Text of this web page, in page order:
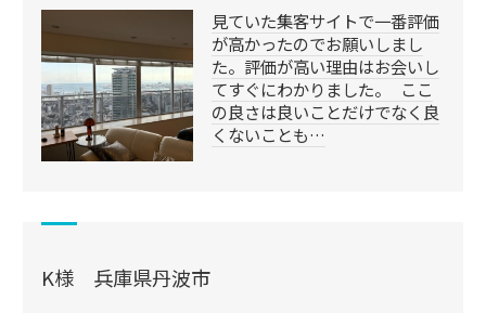
見ていた集客サイトで一番評価
が高かったのでお願いしまし
た。評価が高い理由はお会いし
てすぐにわかりました。 ここ
の良さは良いことだけでなく良
くないことも…
K様 兵庫県丹波市